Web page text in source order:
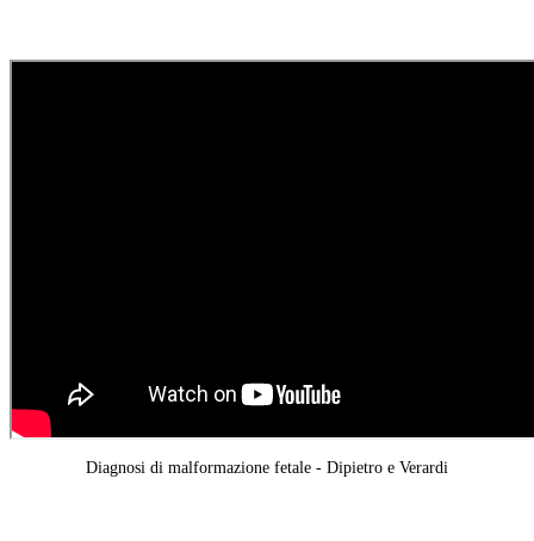
Diagnosi di malformazione fetale - Dipietro e Verardi